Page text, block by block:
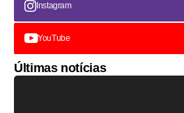
Instagram
YouTube
Últimas notícias